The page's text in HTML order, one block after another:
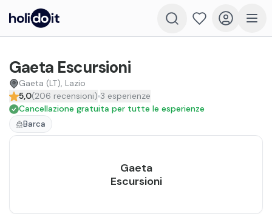
Gaeta Escursioni
Gaeta (LT), Lazio
5,0(206 recensioni) 3 esperienze
Cancellazione gratuita per tutte le esperienze
Barca
Gaeta
Escursioni